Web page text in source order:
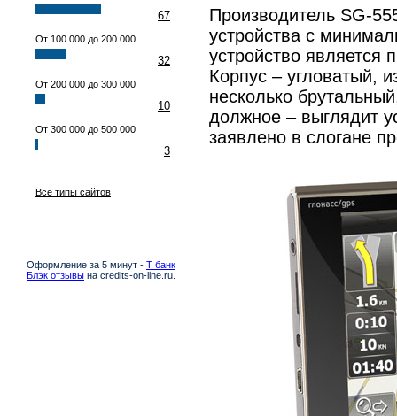
67
От 100 000 до 200 000
32
От 200 000 до 300 000
10
От 300 000 до 500 000
3
Все типы сайтов
Оформление за 5 минут - Т банк
Блэк отзывы на credits-on-line.ru.
Производитель SG-
устройства с
устройство является
Корпус – угловатый,
несколько
должное – выглядит
заявлено в слогане